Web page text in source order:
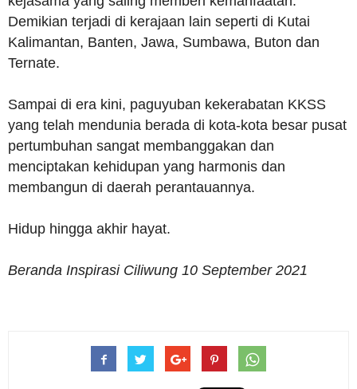
Demikian terjadi di kerajaan lain seperti di Kutai
Kalimantan, Banten, Jawa, Sumbawa, Buton dan
Ternate.
Sampai di era kini, paguyuban kekerabatan KKSS
yang telah mendunia berada di kota-kota besar pusat
pertumbuhan sangat membanggakan dan
menciptakan kehidupan yang harmonis dan
membangun di daerah perantauannya.
Hidup hingga akhir hayat.
Beranda Inspirasi Ciliwung 10 September 2021